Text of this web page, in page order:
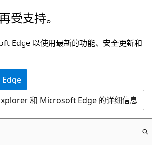
受支持。
Edge 以使用最新的功能、安全更新和
和 Microsoft Edge 的详细信息